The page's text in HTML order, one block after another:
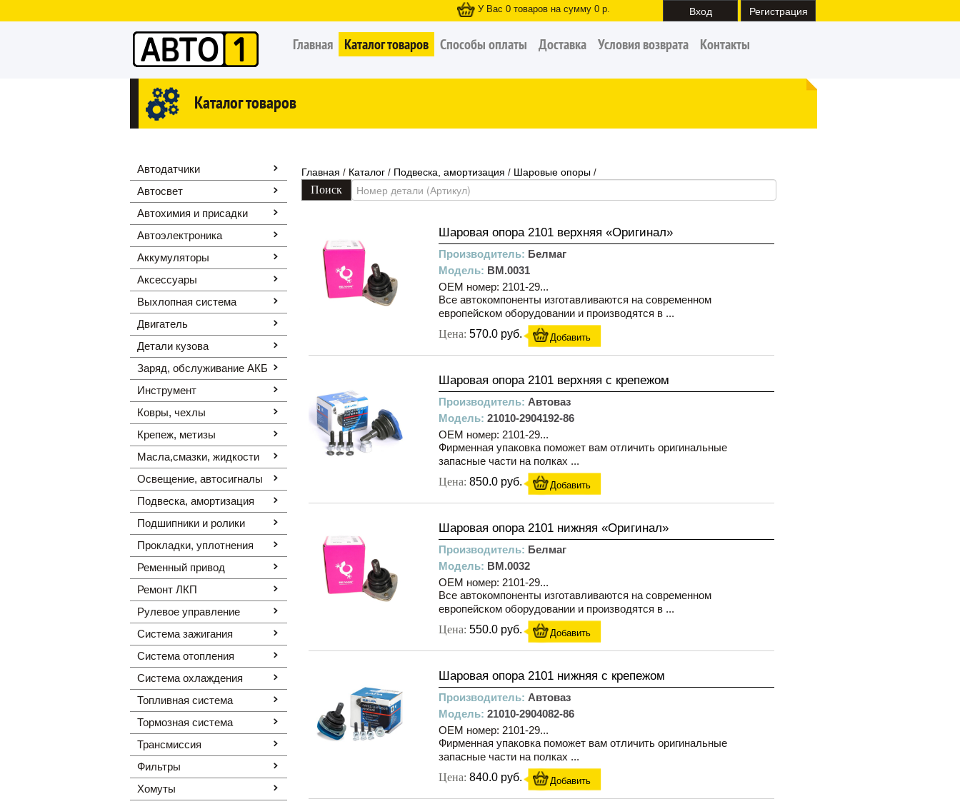
У Вас 0 товаров на сумму 0 р. Вход Регистрация
Главная Каталог товаров Способы оплаты Доставка Условия возврата Контакты
Каталог товаров
Автодатчики
Автосвет
Автохимия и присадки
Автоэлектроника
Аккумуляторы
Аксессуары
Выхлопная система
Двигатель
Детали кузова
Заряд, обслуживание АКБ
Инструмент
Ковры, чехлы
Крепеж, метизы
Масла,смазки, жидкости
Освещение, автоcигналы
Подвеска, амортизация
Подшипники и ролики
Прокладки, уплотнения
Ременный привод
Ремонт ЛКП
Рулевое управление
Система зажигания
Система отопления
Система охлаждения
Топливная система
Тормозная система
Трансмиссия
Фильтры
Хомуты
Главная / Каталог / Подвеска, амортизация / Шаровые опоры /
Шаровая опора 2101 верхняя «Оригинал»
Производитель: Белмаг
Модель: BM.0031
OEM номер: 2101-29...
Все автокомпоненты изготавливаются на современном
европейском оборудовании и производятся в ...
Цена: 570.0 руб. Добавить
Шаровая опора 2101 верхняя с крепежом
Производитель: Автоваз
Модель: 21010-2904192-86
OEM номер: 2101-29...
Фирменная упаковка поможет вам отличить оригинальные
запасные части на полках ...
Цена: 850.0 руб. Добавить
Шаровая опора 2101 нижняя «Оригинал»
Производитель: Белмаг
Модель: BM.0032
OEM номер: 2101-29...
Все автокомпоненты изготавливаются на современном
европейском оборудовании и производятся в ...
Цена: 550.0 руб. Добавить
Шаровая опора 2101 нижняя с крепежом
Производитель: Автоваз
Модель: 21010-2904082-86
OEM номер: 2101-29...
Фирменная упаковка поможет вам отличить оригинальные
запасные части на полках ...
Цена: 840.0 руб. Добавить